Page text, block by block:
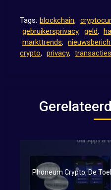
Tags: blockchain,
gebruikersprivacy, geld,
markttrends,
crypto, privacy, transacties
Phoneum Crypto: De